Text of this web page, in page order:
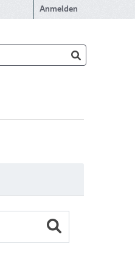
Anmelden